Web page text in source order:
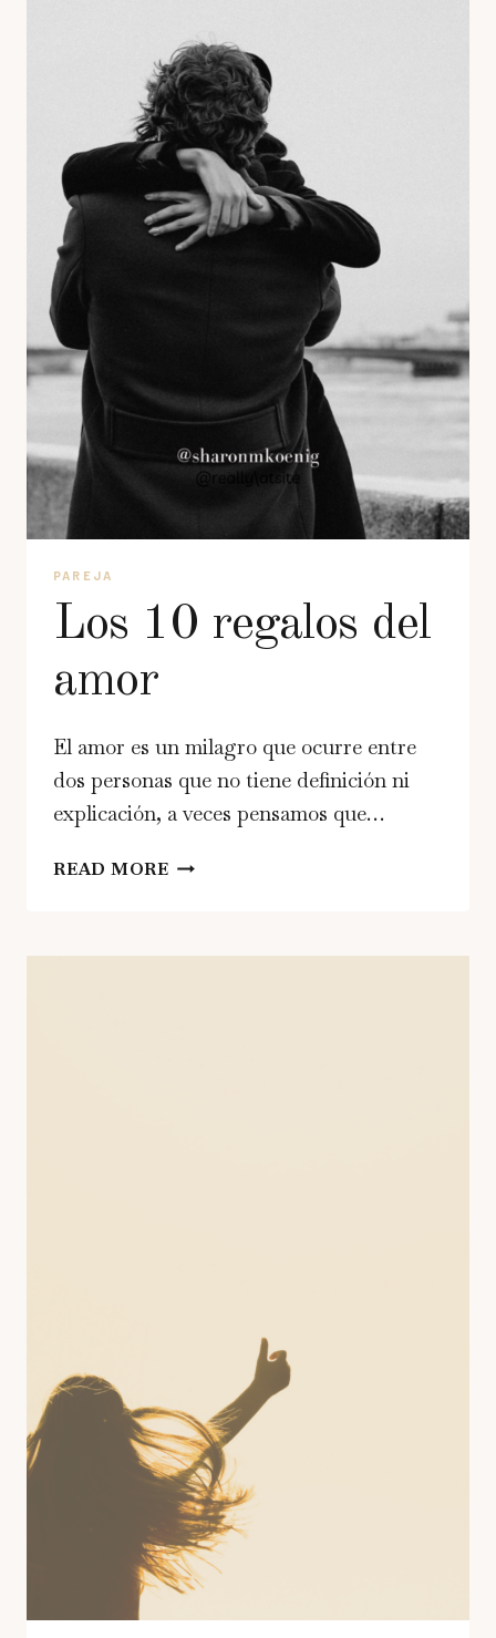
PAREJA
Los 10 regalos del
amor
El amor es un milagro que ocurre entre
dos personas que no tiene definición ni
explicación, a veces pensamos que…
READ MORELOS